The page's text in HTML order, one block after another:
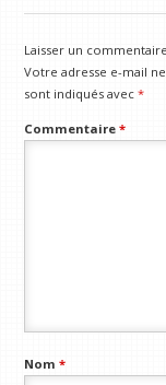
Laisser un commentaire
Votre adresse e-mail
sont indiqués avec*
Commentaire*
Nom*